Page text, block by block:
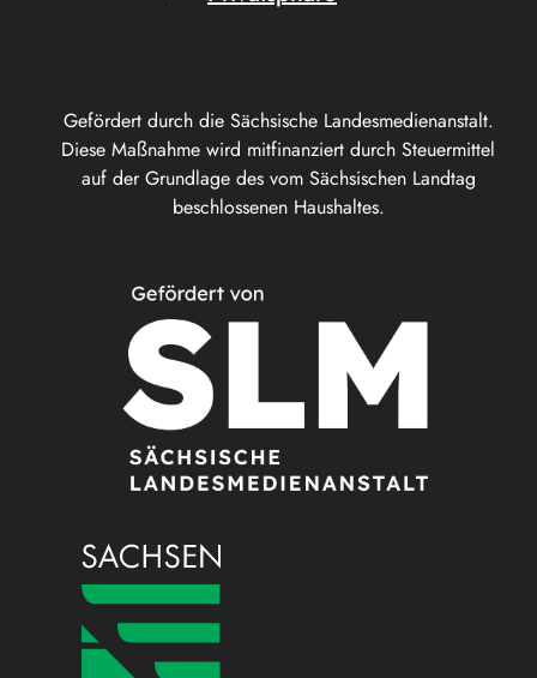
Gefördert durch die Sächsische Landesmedienanstalt.
Diese Maßnahme wird mitfinanziert durch Steuermittel
auf der Grundlage des vom Sächsischen Landtag
beschlossenen Haushaltes.